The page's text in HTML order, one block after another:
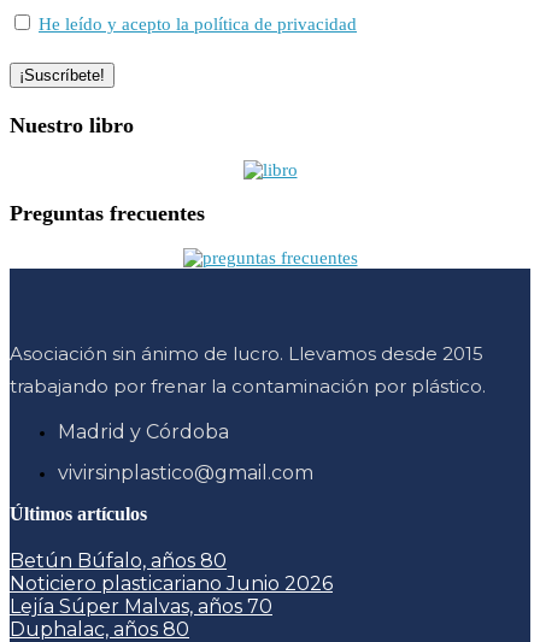
He leído y acepto la política de privacidad
Nuestro libro
Preguntas frecuentes
Asociación sin ánimo de lucro. Llevamos desde 2015
trabajando por frenar la contaminación por plástico.
Madrid y Córdoba
vivirsinplastico@gmail.com
Últimos artículos
Betún Búfalo, años 80
Noticiero plasticariano Junio 2026
Lejía Súper Malvas, años 70
Duphalac, años 80